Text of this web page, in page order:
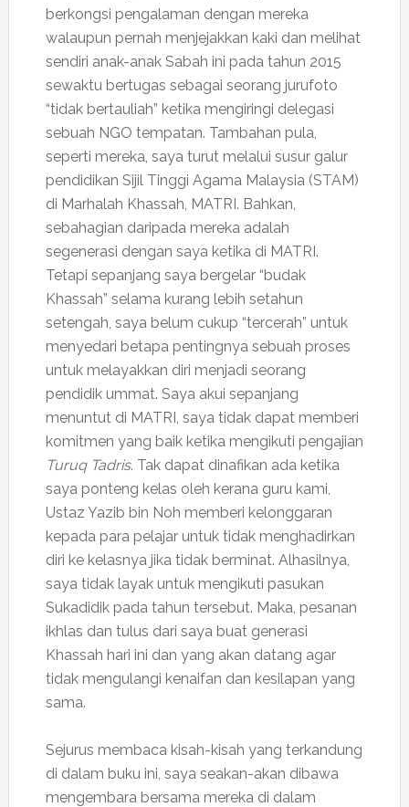
berkongsi pengalaman dengan mereka
walaupun pernah menjejakkan kaki dan melihat
sendiri anak-anak Sabah ini pada tahun 2015
sewaktu bertugas sebagai seorang jurufoto
“tidak bertauliah” ketika mengiringi delegasi
sebuah NGO tempatan. Tambahan pula,
seperti mereka, saya turut melalui susur galur
pendidikan Sijil Tinggi Agama Malaysia (STAM)
di Marhalah Khassah, MATRI. Bahkan,
sebahagian daripada mereka adalah
segenerasi dengan saya ketika di MATRI.
Tetapi sepanjang saya bergelar “budak
Khassah” selama kurang lebih setahun
setengah, saya belum cukup “tercerah” untuk
menyedari betapa pentingnya sebuah proses
untuk melayakkan diri menjadi seorang
pendidik ummat. Saya akui sepanjang
menuntut di MATRI, saya tidak dapat memberi
komitmen yang baik ketika mengikuti pengajian
Turuq Tadris. Tak dapat dinafikan ada ketika
saya ponteng kelas oleh kerana guru kami,
Ustaz Yazib bin Noh memberi kelonggaran
kepada para pelajar untuk tidak menghadirkan
diri ke kelasnya jika tidak berminat. Alhasilnya,
saya tidak layak untuk mengikuti pasukan
Sukadidik pada tahun tersebut. Maka, pesanan
ikhlas dan tulus dari saya buat generasi
Khassah hari ini dan yang akan datang agar
tidak mengulangi kenaifan dan kesilapan yang
sama.
Sejurus membaca kisah-kisah yang terkandung
di dalam buku ini, saya seakan-akan dibawa
mengembara bersama mereka di dalam